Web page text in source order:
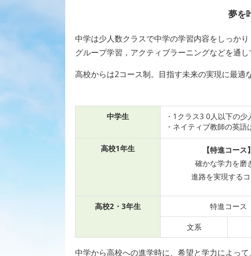
夢を
中学は少人数クラスで中学の学習内容をしっかり
グループ学習，アクティブラーニングなどを通
高校からは2コース制。目指す未来の実現に最適
中学生
・1クラス3 0人以下の
・ネイティブ教師の英語
高校1年生
【特進コース】
確かな学力を磨
進路を実現する
高校2・3年生 特進コース
文系
中学から高校への進学時に、希望と学力によって